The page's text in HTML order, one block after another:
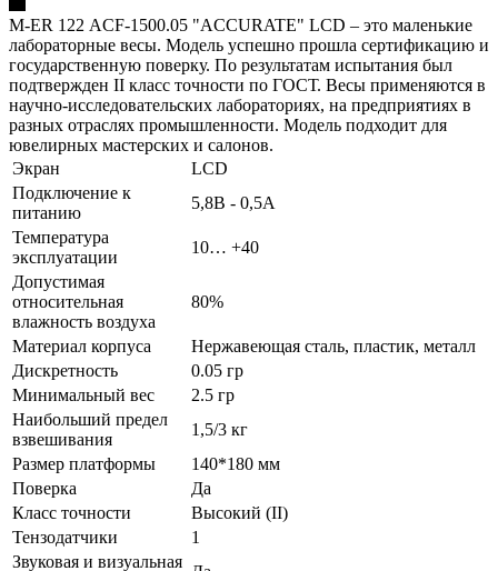
M-ER 122 АCF-1500.05 "ACCURATE" LСD – это маленькие
лабораторные весы. Модель успешно прошла сертификацию и
государственную поверку. По результатам испытания был
подтвержден II класс точности по ГОСТ. Весы применяются в
научно-исследовательских лабораториях, на предприятиях в
разных отраслях промышленности. Модель подходит для
ювелирных мастерских и салонов.
Экран
LCD
Подключение к
питанию
5,8В - 0,5А
Температура
эксплуатации
10… +40
Допустимая
относительная
влажность воздуха
80%
Материал корпуса
Нержавеющая сталь, пластик, металл
Дискретность
0.05 гр
Минимальный вес
2.5 гр
Наибольший предел
взвешивания
1,5/3 кг
Размер платформы
140*180 мм
Поверка
Да
Класс точности
Высокий (II)
Тензодатчики
1
Звуковая и визуальная